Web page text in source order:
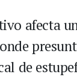
afecta
de